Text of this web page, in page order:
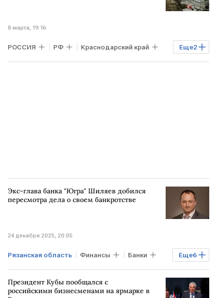
8 марта, 19:16
Еще2
РОССИЯ РФ Краснодарский край
Тульская область ВС РФ
Экс-глава банка "Югра" Шиляев добился
пересмотра дела о своем банкротстве
24 декабря 2025, 20:05
Еще6
Рязанская область Финансы Банки
РОССИЯ МОСКВА Алексей Хотин
АСВ ЮГРА Мосгорсуд
Президент Кубы пообщался с
российскими бизнесменами на ярмарке в